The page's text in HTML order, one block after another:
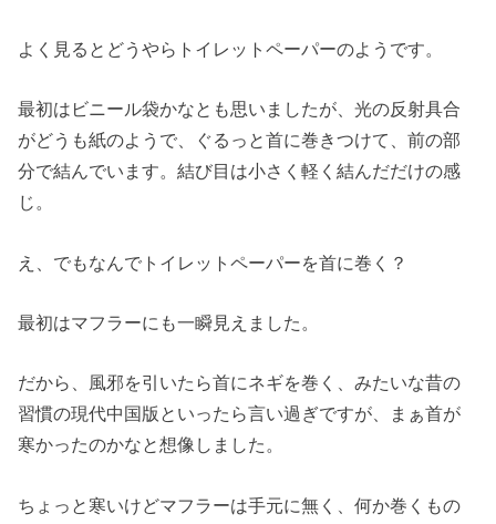
よく見るとどうやらトイレットペーパーのようです。
最初はビニール袋かなとも思いましたが、光の反射具合
がどうも紙のようで、ぐるっと首に巻きつけて、前の部
分で結んでいます。結び目は小さく軽く結んだだけの感
じ。
え、でもなんでトイレットペーパーを首に巻く？
最初はマフラーにも一瞬見えました。
だから、風邪を引いたら首にネギを巻く、みたいな昔の
習慣の現代中国版といったら言い過ぎですが、まぁ首が
寒かったのかなと想像しました。
ちょっと寒いけどマフラーは手元に無く、何か巻くもの